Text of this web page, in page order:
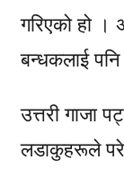
गरिएको हो ।
बन्धकलाई
उत्तरी गाजा
लडाकुहरूले